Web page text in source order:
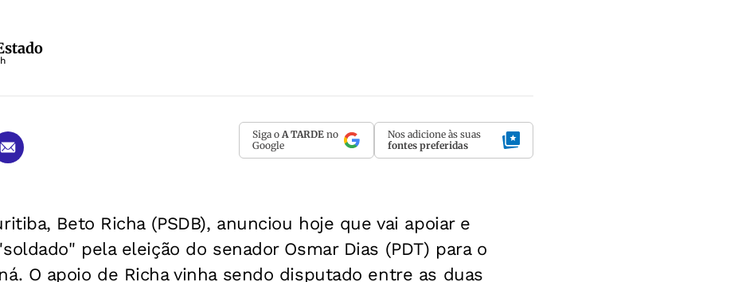
Siga o A TARDE no
Google
Nos adicione às suas
fontes preferidas
Beto Richa (PSDB), anunciou hoje que vai apoiar e
pela eleição do senador Osmar Dias (PDT) para o
O apoio de Richa vinha sendo disputado entre as duas